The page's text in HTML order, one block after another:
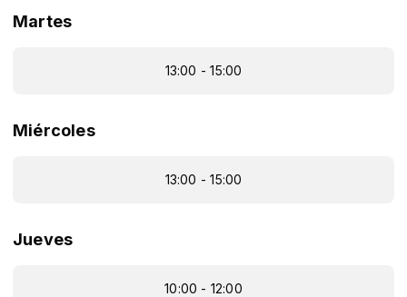
Martes
13:00 - 15:00
Miércoles
13:00 - 15:00
Jueves
10:00 - 12:00